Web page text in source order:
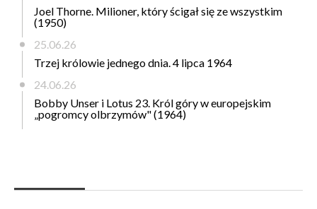
Joel Thorne. Milioner, który ścigał się ze wszystkim
(1950)
25.06.26
Trzej królowie jednego dnia. 4 lipca 1964
24.06.26
Bobby Unser i Lotus 23. Król góry w europejskim
„pogromcy olbrzymów" (1964)